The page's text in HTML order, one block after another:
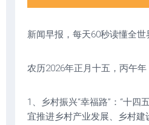
新闻早报，每天60秒读懂全世
农历2026年正月十五，丙午
1、乡村振兴“幸福路”：“十四
宜推进乡村产业发展、乡村建